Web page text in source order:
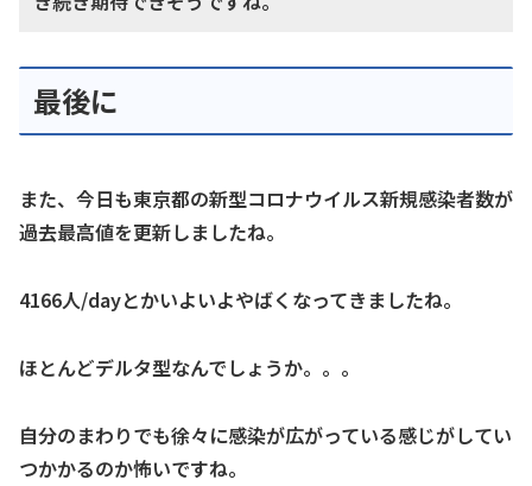
最後に
また、今日も東京都の新型コロナウイルス新規感染者数が
過去最高値を更新しましたね。
4166人/dayとかいよいよやばくなってきましたね。
ほとんどデルタ型なんでしょうか。。。
自分のまわりでも徐々に感染が広がっている感じがしてい
つかかるのか怖いですね。